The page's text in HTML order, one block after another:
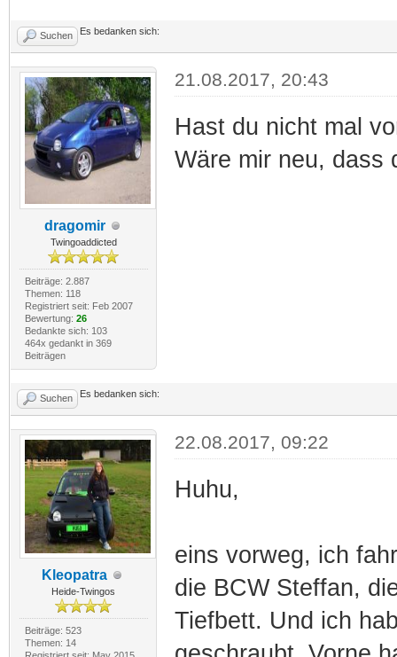
Suchen Es bedanken sich:
dragomir
Twingoaddicted
Beiträge: 2.887
Themen: 118
Registriert seit: Feb 2007
Bewertung: 26
Bedankte sich: 103
464x gedankt in 369
Beiträgen
21.08.2017, 20:43
Hast du nicht mal
Wäre mir neu, dass
Suchen Es bedanken sich:
Kleopatra
Heide-Twingos
Beiträge: 523
Themen: 14
22.08.2017, 09:22
Huhu,
eins vorweg, ich
die BCW Steffan,
Tiefbett. Und ich